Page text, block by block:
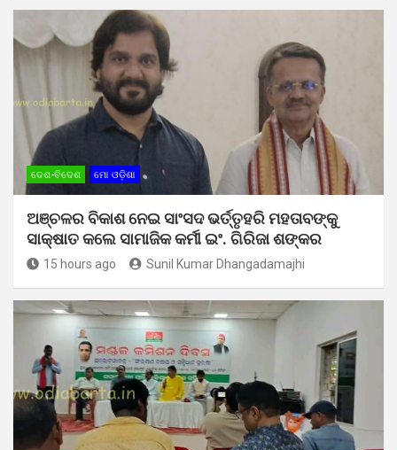
ଦେଶ-ବିଦେଶ ମୋ ଓଡ଼ିଶା
ଅଞ୍ଚଳର ବିକାଶ ନେଇ ସାଂସଦ ଭର୍ତ୍ତୃହରି ମହତାବଙ୍କୁ
ସାକ୍ଷାତ କଲେ ସାମାଜିକ କର୍ମୀ ଇଂ. ଗିରିଜା ଶଙ୍କର
15 hours ago Sunil Kumar Dhangadamajhi